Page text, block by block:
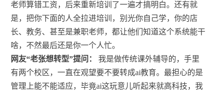
老师算错工资，后来重新培训了一遍才搞明白。还有就
是，把你下面的人全拉进培训，别光你自己学，你的店
长、教务、甚至是兼职老师，都让他们知道这个系统能干
啥，不然最后还是你一个人忙。
网友“老张想转型”提问：
我是做传统课外辅导的，手里
有两个校区，一直在观望要不要转成ai教育。最担心的是
管理上能不能适应，毕竟ai这玩意儿听起来就高科技，我